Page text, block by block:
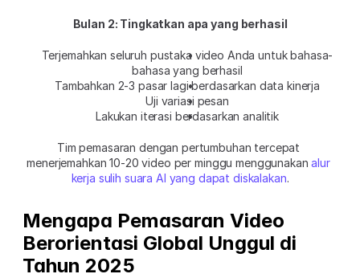
Bulan 2: Tingkatkan apa yang berhasil
Terjemahkan seluruh pustaka video Anda untuk bahasa-
bahasa yang berhasil
Tambahkan 2-3 pasar lagi berdasarkan data kinerja
Uji variasi pesan
Lakukan iterasi berdasarkan analitik
Tim pemasaran dengan pertumbuhan tercepat
menerjemahkan 10-20 video per minggu menggunakan alur
kerja sulih suara AI yang dapat diskalakan.
Mengapa Pemasaran Video
Berorientasi Global Unggul di
Tahun 2025